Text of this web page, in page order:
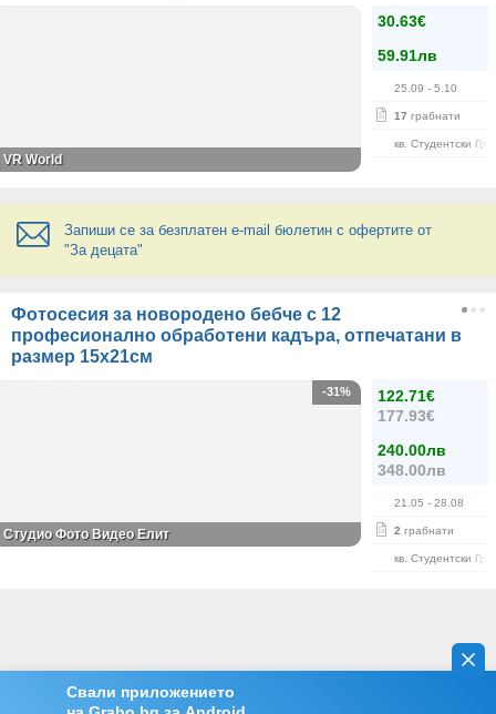
Свали приложението
30.63€
59.91лв
25.09 - 5.10
17 грабнати
кв. Студентски
VR World
Запиши се за безплатен e-mail бюлетин с офертите от
"За децата"
Фотосесия за новородено бебче с 12
професионално обработени кадъра, отпечатани в
размер 15х21см
122.71€
177.93€
240.00лв
348.00лв
21.05 - 28.08
2 грабнати
кв. Студентски
-31%
Студио Фото Видео Елит